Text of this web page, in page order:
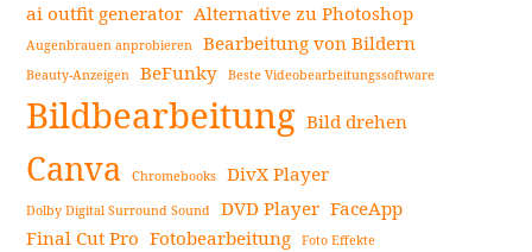
ai outfit generator Alternative zu Photoshop
Augenbrauen anprobieren Bearbeitung von Bildern
Beauty-Anzeigen BeFunky Beste Videobearbeitungssoftware
Bildbearbeitung Bild drehen
Canva Chromebooks DivX Player
Dolby Digital Surround Sound DVD Player FaceApp
Final Cut Pro Fotobearbeitung Foto Effekte